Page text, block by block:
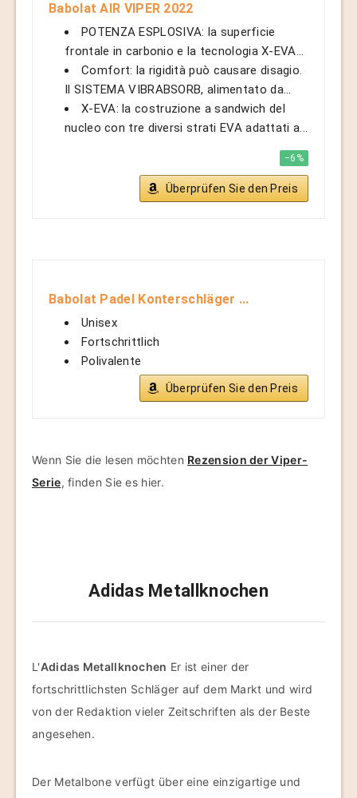
Babolat AIR VIPER 2022
POTENZA ESPLOSIVA: la superficie
frontale in carbonio e la tecnologia X-EVA...
Comfort: la rigidità può causare disagio.
Il SISTEMA VIBRABSORB, alimentato da...
X-EVA: la costruzione a sandwich del
nucleo con tre diversi strati EVA adattati a...
−6%
Überprüfen Sie den Preis
Babolat Padel Konterschläger ...
Unisex
Fortschrittlich
Polivalente
Überprüfen Sie den Preis
Wenn Sie die lesen möchten Rezension der Viper-
Serie, finden Sie es hier.
Adidas Metallknochen
L'Adidas Metallknochen Er ist einer der
fortschrittlichsten Schläger auf dem Markt und wird
von der Redaktion vieler Zeitschriften als der Beste
angesehen.
Der Metalbone verfügt über eine einzigartige und